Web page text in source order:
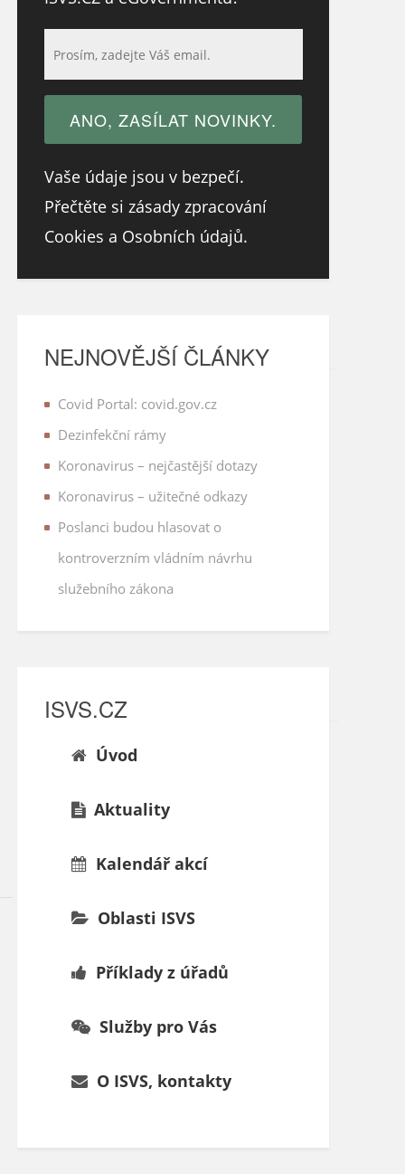
Vaše údaje jsou v bezpečí.
Přečtěte si zásady zpracování
Cookies a Osobních údajů.
NEJNOVĚJŠÍ ČLÁNKY
Covid Portal: covid.gov.cz
Dezinfekční rámy
Koronavirus – nejčastější dotazy
Koronavirus – užitečné odkazy
Poslanci budou hlasovat o
kontroverzním vládním návrhu
služebního zákona
ISVS.CZ
Úvod
Aktuality
Kalendář akcí
Oblasti ISVS
Příklady z úřadů
Služby pro Vás
O ISVS, kontakty